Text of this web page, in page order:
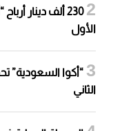
230 ألف دينار
الأول
الثاني